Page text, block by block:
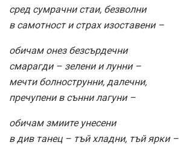
сред сумрачни стаи, безволни
в самотност и страх изоставени –
обичам онез безсърдечни
смарагди – зелени и лунни –
мечти болнострунни, далечни,
пречупени в сънни лагуни –
обичам змиите унесени
в див танец – тъй хладни, тъй ярки –